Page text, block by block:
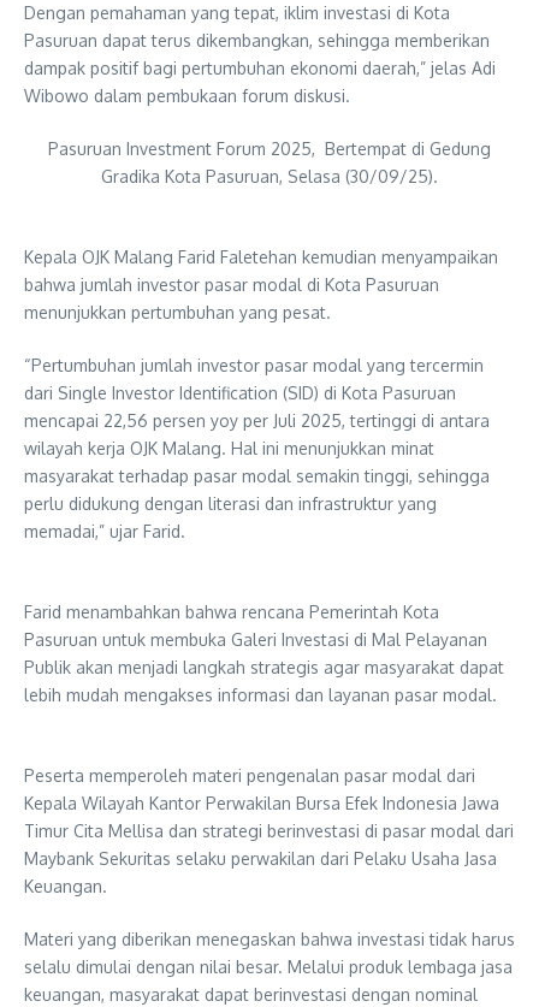
Dengan pemahaman yang tepat, iklim investasi di Kota
Pasuruan dapat terus dikembangkan, sehingga memberikan
dampak positif bagi pertumbuhan ekonomi daerah,” jelas Adi
Wibowo dalam pembukaan forum diskusi.
Pasuruan Investment Forum 2025, Bertempat di Gedung
Gradika Kota Pasuruan, Selasa (30/09/25).
Kepala OJK Malang Farid Faletehan kemudian menyampaikan
bahwa jumlah investor pasar modal di Kota Pasuruan
menunjukkan pertumbuhan yang pesat.
“Pertumbuhan jumlah investor pasar modal yang tercermin
dari Single Investor Identification (SID) di Kota Pasuruan
mencapai 22,56 persen yoy per Juli 2025, tertinggi di antara
wilayah kerja OJK Malang. Hal ini menunjukkan minat
masyarakat terhadap pasar modal semakin tinggi, sehingga
perlu didukung dengan literasi dan infrastruktur yang
memadai,” ujar Farid.
Farid menambahkan bahwa rencana Pemerintah Kota
Pasuruan untuk membuka Galeri Investasi di Mal Pelayanan
Publik akan menjadi langkah strategis agar masyarakat dapat
lebih mudah mengakses informasi dan layanan pasar modal.
Peserta memperoleh materi pengenalan pasar modal dari
Kepala Wilayah Kantor Perwakilan Bursa Efek Indonesia Jawa
Timur Cita Mellisa dan strategi berinvestasi di pasar modal dari
Maybank Sekuritas selaku perwakilan dari Pelaku Usaha Jasa
Keuangan.
Materi yang diberikan menegaskan bahwa investasi tidak harus
selalu dimulai dengan nilai besar. Melalui produk lembaga jasa
keuangan, masyarakat dapat berinvestasi dengan nominal